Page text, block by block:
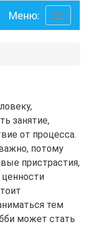
Toggle
Меню:
занятие,
от процесса.
потому
пристрастия,
тем
может стать